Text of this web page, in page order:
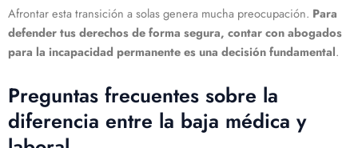
Afrontar esta transición a solas genera mucha preocupación. Para
defender tus derechos de forma segura, contar con abogados
para la incapacidad permanente es una decisión fundamental.
Preguntas frecuentes sobre la
diferencia entre la baja médica y